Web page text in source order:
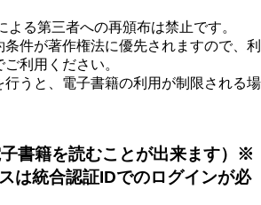
よる第三者への再頒布は禁止です。
条件が著作権法に優先されますので、利
利用ください。
行うと、電子書籍の利用が制限される場
書籍を読むことが出来ます）※
は統合認証IDでのログインが必